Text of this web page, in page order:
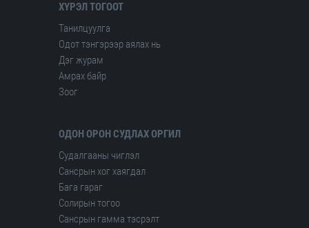
ХҮРЭЛ ТОГООТ
Танилцуулга
Одот тэнгэрээр аялах нь
Дэг журам
Амрах байр
Зоог
ОДОН ОРОН СУДЛАХ ОРГИЛ
Судалгааны чиглэл
Сансрын хог хаягдал
Бага гараг
Солирын тогоо
Сансрын гамма тэсрэлт